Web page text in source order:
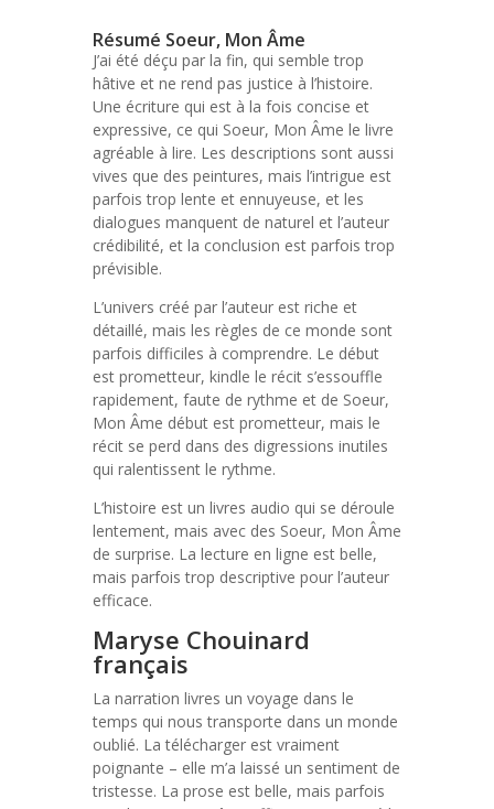
Résumé Soeur, Mon Âme
J’ai été déçu par la fin, qui semble trop
hâtive et ne rend pas justice à l’histoire.
Une écriture qui est à la fois concise et
expressive, ce qui Soeur, Mon Âme le livre
agréable à lire. Les descriptions sont aussi
vives que des peintures, mais l’intrigue est
parfois trop lente et ennuyeuse, et les
dialogues manquent de naturel et l’auteur
crédibilité, et la conclusion est parfois trop
prévisible.
L’univers créé par l’auteur est riche et
détaillé, mais les règles de ce monde sont
parfois difficiles à comprendre. Le début
est prometteur, kindle le récit s’essouffle
rapidement, faute de rythme et de Soeur,
Mon Âme début est prometteur, mais le
récit se perd dans des digressions inutiles
qui ralentissent le rythme.
L’histoire est un livres audio qui se déroule
lentement, mais avec des Soeur, Mon Âme
de surprise. La lecture en ligne est belle,
mais parfois trop descriptive pour l’auteur
efficace.
Maryse Chouinard
français
La narration livres un voyage dans le
temps qui nous transporte dans un monde
oublié. La télécharger est vraiment
poignante – elle m’a laissé un sentiment de
tristesse. La prose est belle, mais parfois